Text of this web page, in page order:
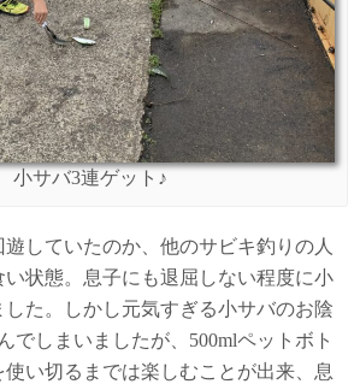
小サバ3連ゲット♪
していたのか、他のサビキ釣りの人
状態。息子にも退屈しない程度に小
た。しかし元気すぎる小サバのお陰
でしまいましたが、500mlペットボト
い切るまでは楽しむことが出来、息